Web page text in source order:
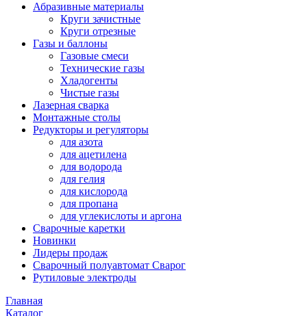
Абразивные материалы
Круги зачистные
Круги отрезные
Газы и баллоны
Газовые смеси
Технические газы
Хладогенты
Чистые газы
Лазерная сварка
Монтажные столы
Редукторы и регуляторы
для азота
для ацетилена
для водорода
для гелия
для кислорода
для пропана
для углекислоты и аргона
Сварочные каретки
Новинки
Лидеры продаж
Сварочный полуавтомат Сварог
Рутиловые электроды
Главная
Каталог